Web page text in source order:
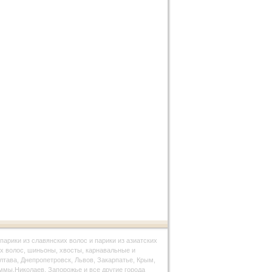
из славянских волос и парики из азиатских
волос, шиньоны, хвосты, карнавальные и
Днепропетровск, Львов, Закарпатье, Крым,
Запорожье и все другие города